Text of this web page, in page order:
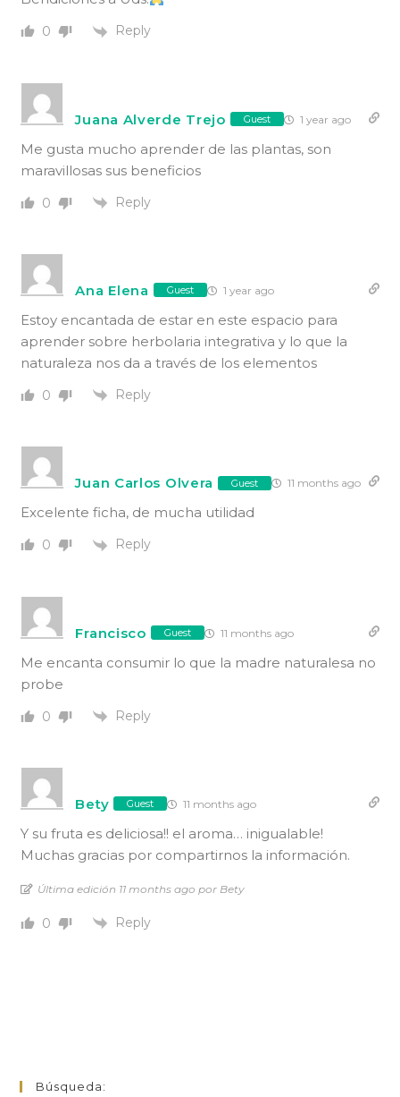
0 Reply
Juana Alverde Trejo Guest 1 year ago
Me gusta mucho aprender de las plantas, son
maravillosas sus beneficios
0 Reply
Ana Elena Guest 1 year ago
Estoy encantada de estar en este espacio para
aprender sobre herbolaria integrativa y lo que la
naturaleza nos da a través de los elementos
0 Reply
Juan Carlos Olvera Guest 11 months ago
Excelente ficha, de mucha utilidad
0 Reply
Francisco Guest 11 months ago
Me encanta consumir lo que la madre naturalesa no
probe
0 Reply
Bety Guest 11 months ago
Y su fruta es deliciosa!! el aroma… inigualable!
Muchas gracias por compartirnos la información.
Última edición 11 months ago por Bety
0 Reply
Búsqueda: